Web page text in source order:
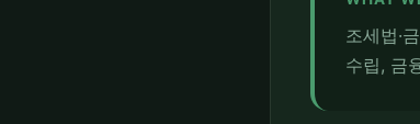
조세법·
수립, 금